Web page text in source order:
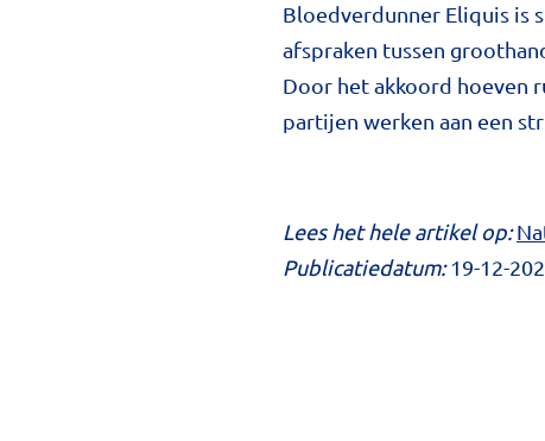
Bloedverdunner Eliquis is
afspraken tussen
Door het akkoord hoeven
partijen werken aan een
Lees het hele artikel op:
Publicatiedatum:19-12-